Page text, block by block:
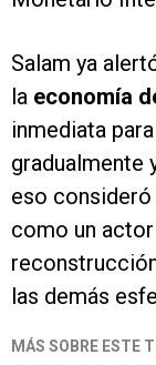
Salam ya
la economía
inmediata
gradualmente
eso consideró
como un
las demás
MÁS SOBRE ESTE